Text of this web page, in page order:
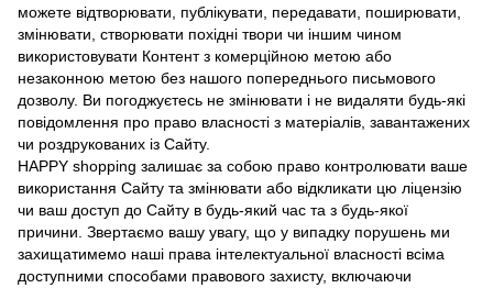
можете відтворювати, публікувати, передавати, поширювати,
змінювати, створювати похідні твори чи іншим чином
використовувати Контент з комерційною метою або
незаконною метою без нашого попереднього письмового
дозволу. Ви погоджуєтесь не змінювати і не видаляти будь-які
повідомлення про право власності з матеріалів, завантажених
чи роздрукованих із Сайту.
HAPPY shopping залишає за собою право контролювати ваше
використання Сайту та змінювати або відкликати цю ліцензію
чи ваш доступ до Сайту в будь-який час та з будь-якої
причини. Звертаємо вашу увагу, що у випадку порушень ми
захищатимемо наші права інтелектуальної власності всіма
доступними способами правового захисту, включаючи